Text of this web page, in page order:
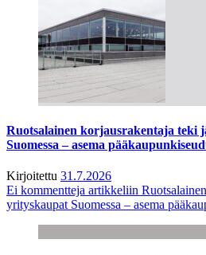
Ruotsalainen korjausrakentaja teki
Suomessa – asema
Kirjoitettu 31.7.2026
Ei kommentteja artikkeliin
yrityskaupat Suomessa – asema